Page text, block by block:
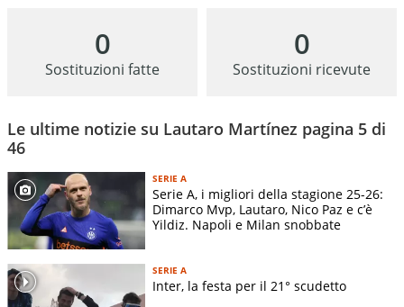
0
Sostituzioni fatte
0
Sostituzioni ricevute
Le ultime notizie su Lautaro Martínez pagina 5 di
46
SERIE A
Serie A, i migliori della stagione 25-26:
Dimarco Mvp, Lautaro, Nico Paz e c’è
Yildiz. Napoli e Milan snobbate
SERIE A
Inter, la festa per il 21° scudetto